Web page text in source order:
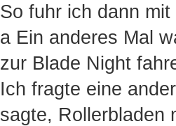
So fuhr ich dann
a Ein anderes Mal
zur Blade Night
Ich fragte eine
sagte, Rollerbladen